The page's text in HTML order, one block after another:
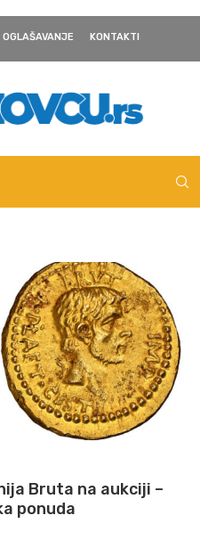
OGLAŠAVANJE KONTAKTI
Bruta na aukciji –
ponuda